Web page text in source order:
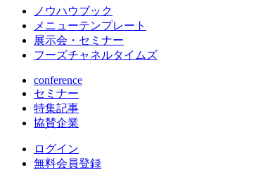
ノウハウブック
メニューテンプレート
展示会・セミナー
フーズチャネルタイムズ
conference
セミナー
特集記事
協賛企業
ログイン
無料会員登録